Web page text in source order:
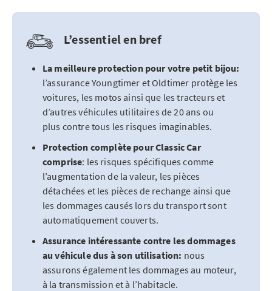
L’essentiel en bref
La meilleure protection pour votre petit bijou:
l’assurance Youngtimer et Oldtimer protège les
voitures, les motos ainsi que les tracteurs et
d’autres véhicules utilitaires de 20 ans ou
plus contre tous les risques imaginables.
Protection complète pour Classic Car
comprise: les risques spécifiques comme
l’augmentation de la valeur, les pièces
détachées et les pièces de rechange ainsi que
les dommages causés lors du transport sont
automatiquement couverts.
Assurance intéressante contre les dommages
au véhicule dus à son utilisation: nous
assurons également les dommages au moteur,
à la transmission et à l’habitacle.